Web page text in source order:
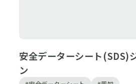
安全データーシート(SDS)
ン